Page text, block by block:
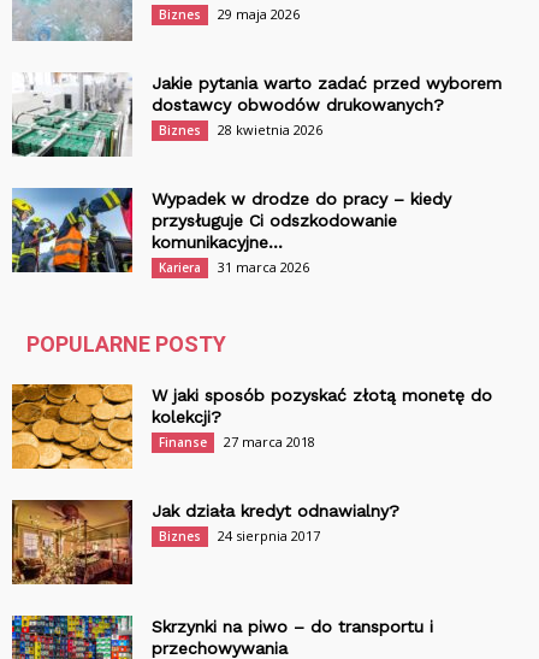
Biznes 29 maja 2026
Jakie pytania warto zadać przed wyborem
dostawcy obwodów drukowanych?
Biznes 28 kwietnia 2026
Wypadek w drodze do pracy – kiedy
przysługuje Ci odszkodowanie
komunikacyjne...
Kariera 31 marca 2026
POPULARNE POSTY
W jaki sposób pozyskać złotą monetę do
kolekcji?
Finanse 27 marca 2018
Jak działa kredyt odnawialny?
Biznes 24 sierpnia 2017
Skrzynki na piwo – do transportu i
przechowywania